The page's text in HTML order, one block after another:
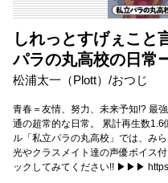
しれっとすげぇこと
パラの丸高校の日常
松浦太一（Plott）/おつじ
青春＝友情、努力、未来予知!? 最
通の超常的な日常。 累計再生数
ル「私立パラの丸高校」では、み
光やクラスメイト達の声優ボイス
ックしてみてください!! ▶︎▶︎▶︎